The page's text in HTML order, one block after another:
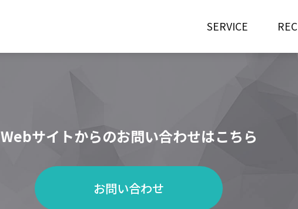
SERVICE
Webサイトからのお問い合わせはこちら
お問い合わせ